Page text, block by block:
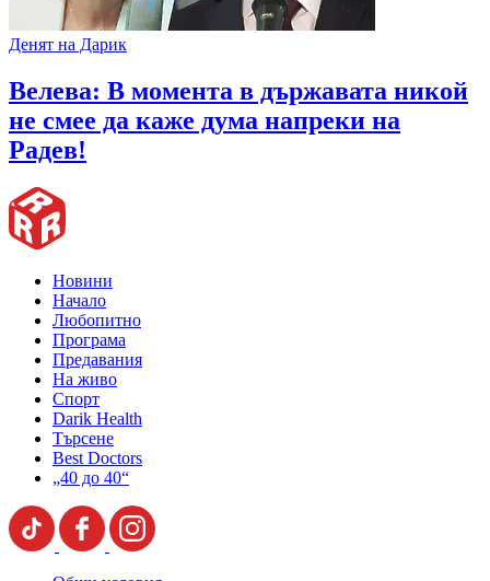
Денят на Дарик
Велева: В момента в държавата никой
не смее да каже дума напреки на
Радев!
Новини
Начало
Любопитно
Програма
Предавания
На живо
Спорт
Darik Health
Търсене
Best Doctors
„40 до 40“